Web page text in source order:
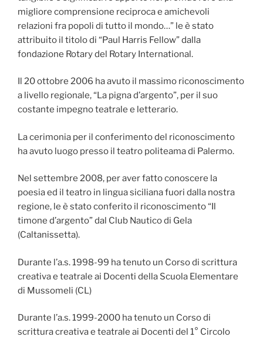
migliore comprensione reciproca e amichevoli
relazioni fra popoli di tutto il mondo…” le è stato
attribuito il titolo di “Paul Harris Fellow” dalla
fondazione Rotary del Rotary International.
Il 20 ottobre 2006 ha avuto il massimo riconoscimento
a livello regionale, “La pigna d’argento”, per il suo
costante impegno teatrale e letterario.
La cerimonia per il conferimento del riconoscimento
ha avuto luogo presso il teatro politeama di Palermo.
Nel settembre 2008, per aver fatto conoscere la
poesia ed il teatro in lingua siciliana fuori dalla nostra
regione, le è stato conferito il riconoscimento “Il
timone d’argento” dal Club Nautico di Gela
(Caltanissetta).
Durante l’a.s. 1998-99 ha tenuto un Corso di scrittura
creativa e teatrale ai Docenti della Scuola Elementare
di Mussomeli (CL)
Durante l’a.s. 1999-2000 ha tenuto un Corso di
scrittura creativa e teatrale ai Docenti del 1° Circolo